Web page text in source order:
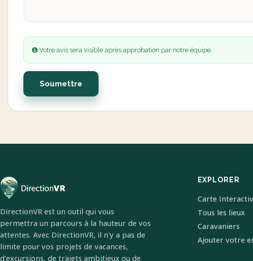
Votre avis sera visible après approbation par notre équipe.
Soumettre
DirectionVR est un outil qui vous
permettra un parcours à la hauteur de vos
attentes. Avec DirectionVR, il n'y a pas de
limite pour vos projets de vacances,
d'excursions, de trajets ambitieux ou de
EXPLORER
Carte
Tous les lieux
Caravaniers
Ajouter votre